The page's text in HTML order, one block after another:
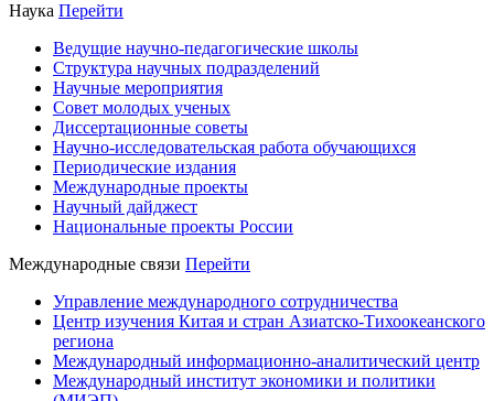
Наука Перейти
Ведущие научно-педагогические школы
Структура научных подразделений
Научные мероприятия
Совет молодых ученых
Диссертационные советы
Научно-исследовательская работа обучающихся
Периодические издания
Международные проекты
Научный дайджест
Национальные проекты России
Международные связи Перейти
Управление международного сотрудничества
Центр изучения Китая и стран Азиатско-Тихоокеанского
региона
Международный информационно-аналитический центр
Международный институт экономики и политики